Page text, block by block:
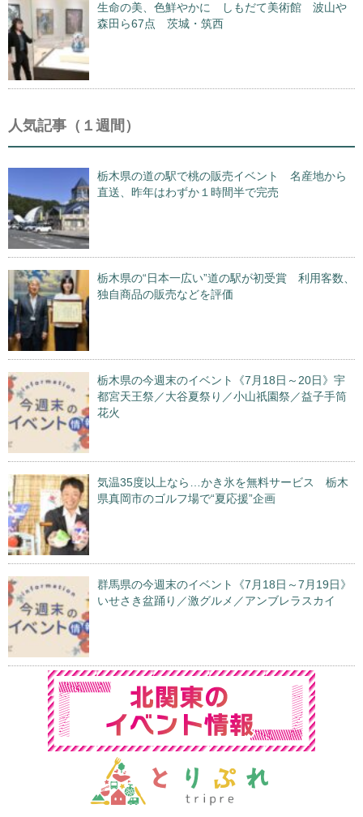
生命の美、色鮮やかに しもだて美術館 波山や
森田ら67点 茨城・筑西
人気記事（１週間）
栃木県の道の駅で桃の販売イベント 名産地から
直送、昨年はわずか１時間半で完売
栃木県の“日本一広い”道の駅が初受賞 利用客数、
独自商品の販売などを評価
栃木県の今週末のイベント《7月18日～20日》宇
都宮天王祭／大谷夏祭り／小山祇園祭／益子手筒
花火
気温35度以上なら…かき氷を無料サービス 栃木
県真岡市のゴルフ場で“夏応援”企画
群馬県の今週末のイベント《7月18日～7月19日》
いせさき盆踊り／激グルメ／アンブレラスカイ